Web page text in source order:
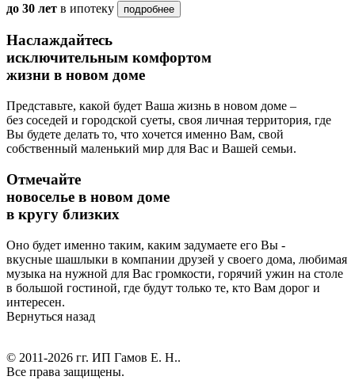
до 30 лет в ипотеку подробнее
Наслаждайтесь
исключительным комфортом
жизни в новом доме
Представьте, какой будет Ваша жизнь в новом доме –
без соседей и городской суеты, своя личная территория, где
Вы будете делать то, что хочется именно Вам, свой
собственный маленький мир для Вас и Вашей семьи.
Отмечайте
новоселье в новом доме
в кругу близких
Оно будет именно таким, каким задумаете его Вы -
вкусные шашлыки в компании друзей у своего дома, любимая
музыка на нужной для Вас громкости, горячий ужин на столе
в большой гостиной, где будут только те, кто Вам дорог и
интересен.
Вернуться назад
© 2011-2026 гг. ИП Гамов Е. Н..
Все права защищены.